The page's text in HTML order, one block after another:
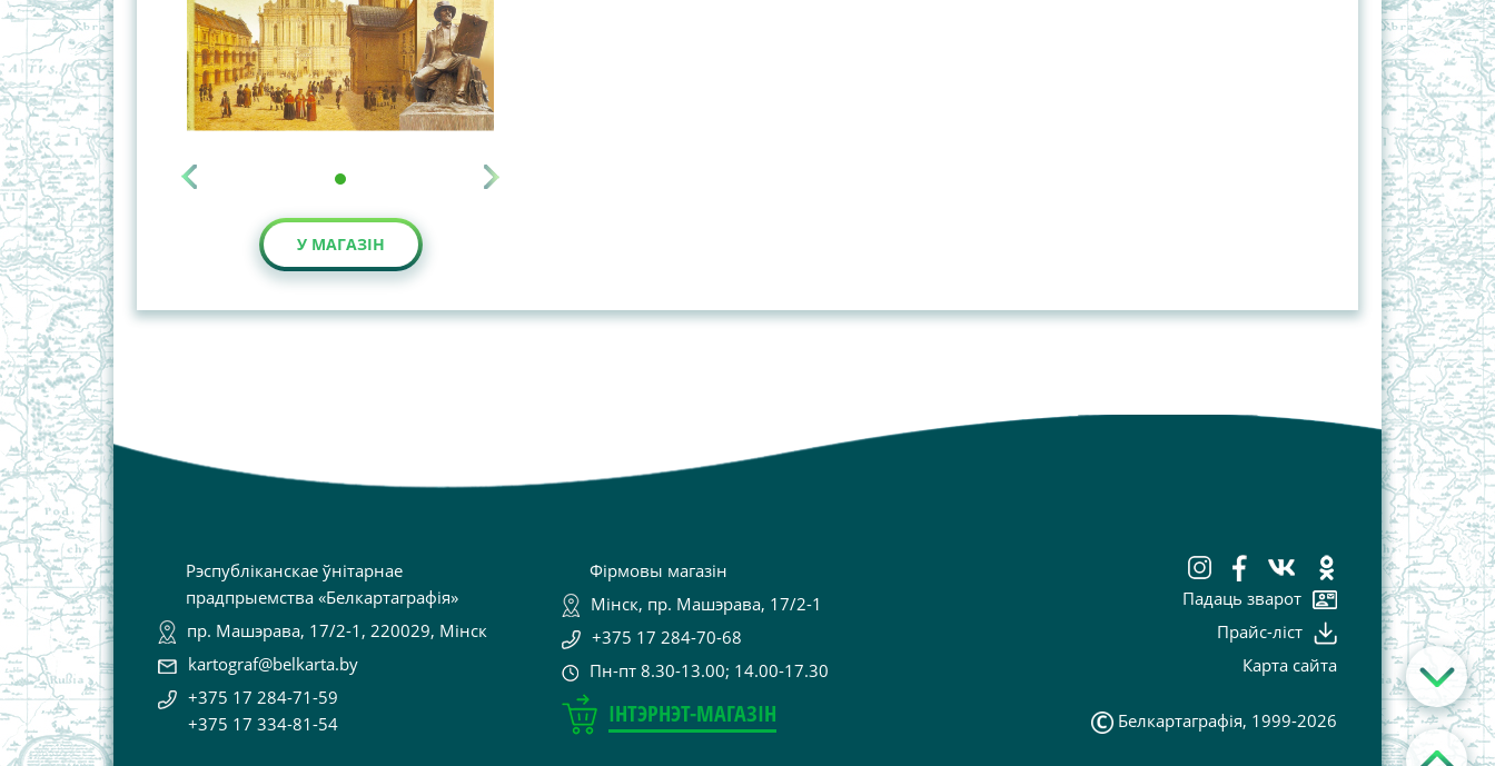
У МАГАЗІН
Рэспубліканскае ўнітарнае
прадпрыемства «Белкартаграфія»
пр. Машэрава, 17/2-1, 220029, Мінск
kartograf@belkarta.by
+375 17 284-71-59
+375 17 334-81-54
Фірмовы магазін
Мінск, пр. Машэрава, 17/2-1
+375 17 284-70-68
Пн-пт 8.30-13.00; 14.00-17.30
ІНТЭРНЭТ-МАГАЗІН
Падаць зварот
Прайс-лiст
Карта сайта
Белкартаграфія, 1999-2026